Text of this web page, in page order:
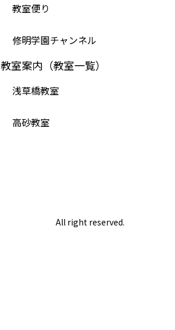
教室便り
修明学園チャンネル
教室案内（教室一覧）
浅草橋教室
高砂教室
All right reserved.